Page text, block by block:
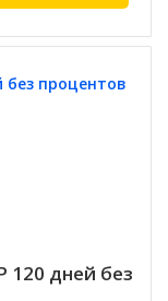
120 дней без